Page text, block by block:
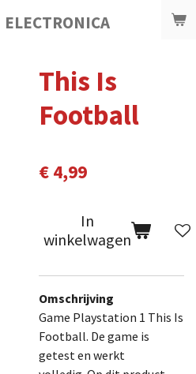
ELECTRONICA
This Is
Football
€ 4,99
In
winkelwagen
Omschrijving
Game Playstation 1 This Is
Football. De game is
getest en werkt